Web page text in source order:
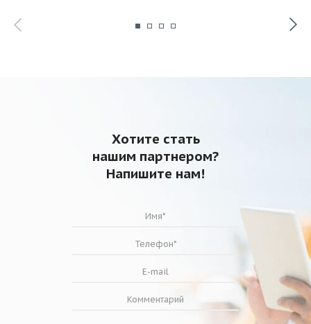
Хотите стать
нашим партнером?
Напишите нам!